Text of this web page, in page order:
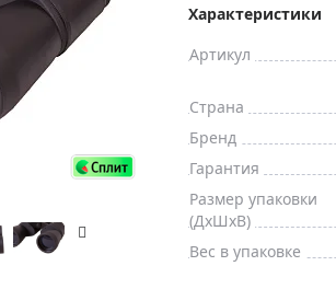
Распродажа выставочных образцов
Характеристики
Артикул
Страна
Бренд
Гарантия
Размер упаковки
(ДxШxВ)
Вес в упаковке